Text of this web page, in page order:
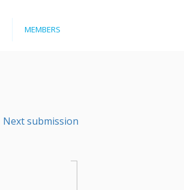
Next submission
MEMBERS